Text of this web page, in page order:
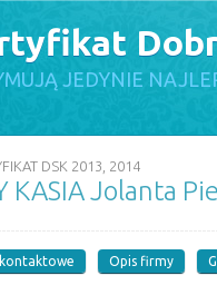
JEDYNIE
DSK 2013, 2014
KASIA Jolanta
Opis firmy